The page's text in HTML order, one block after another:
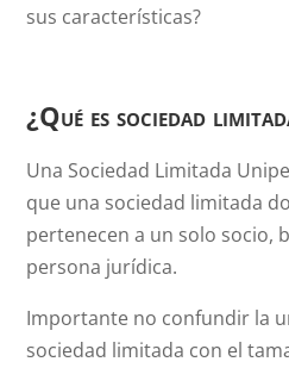
sus características?
¿Qué es sociedad
Una Sociedad Limitada
que una sociedad limitada
pertenecen a un solo socio,
persona jurídica.
Importante no confundir la
sociedad limitada con el